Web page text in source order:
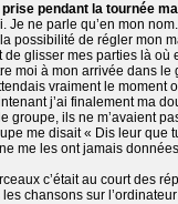
pendant la tournée
Je ne parle qu’en mon
possibilité de régler mon
glisser mes parties là où
moi à mon arrivée dans
vraiment le
j’ai finalement ma
groupe, ils ne m’avaient
me disait « Dis leur que
me les ont jamais
c’était au court des
chansons sur